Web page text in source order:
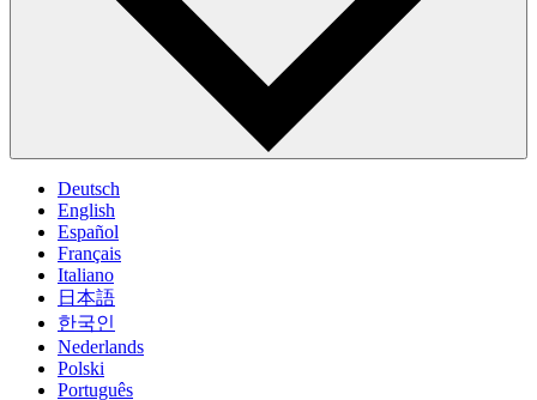
Deutsch
English
Español
Français
Italiano
日本語
한국인
Nederlands
Polski
Português